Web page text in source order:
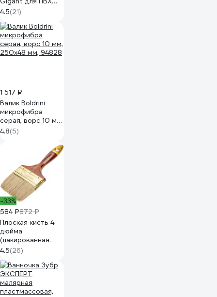
1000 мл GPC-10
4.5(21)
1 517 ₽
Валик Boldrini
микрофибра
серая, ворс 10 мм,
250х48 мм, 94828
4.8(5)
-33%
584 ₽872 ₽
Плоская кисть 4
дюйма
(лакированная
деревянная ручка,
натуральная
щетина, для
масляных красок)
TOPEX Профи
19b640
4.5(26)